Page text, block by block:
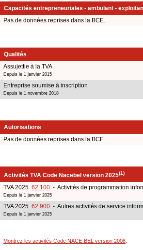
Capacités entrepreneuriales - ambulant -
Pas de données reprises dans la BCE.
Qualités
Assujettie à la TVA
Depuis le 1 janvier 2015
Entreprise soumise à inscription
Depuis le 1 novembre 2018
Autorisations
Pas de données reprises dans la BCE.
Activités TVA Code Nacebel version 2025(1)
TVA 2025 62.100 - Activités de programmation
Depuis le 1 janvier 2025
TVA 2025 62.900 - Autres activités de service
Depuis le 1 janvier 2025
Montrez les activités Code NACE-BEL version 2008